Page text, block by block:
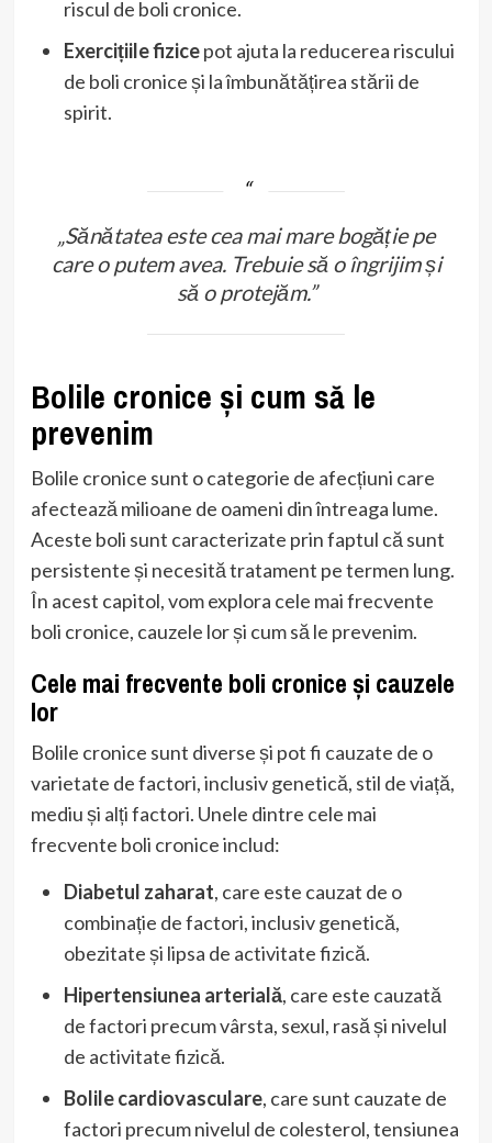
riscul de boli cronice.
Exercițiile fizicepot ajuta la reducerea riscului
de boli cronice și la îmbunătățirea stării de
spirit.
„Sănătatea este cea mai mare bogăție pe
care o putem avea. Trebuie să o îngrijim și
să o protejăm.”
Bolile cronice și cum să le
prevenim
Bolile cronice sunt o categorie de afecțiuni care
afectează milioane de oameni din întreaga lume.
Aceste boli sunt caracterizate prin faptul că sunt
persistente și necesită tratament pe termen lung.
În acest capitol, vom explora cele mai frecvente
boli cronice, cauzele lor și cum să le prevenim.
Cele mai frecvente boli cronice și cauzele
lor
Bolile cronice sunt diverse și pot fi cauzate de o
varietate de factori, inclusiv genetică, stil de viață,
mediu și alți factori. Unele dintre cele mai
frecvente boli cronice includ:
Diabetul zaharat, care este cauzat de o
combinație de factori, inclusiv genetică,
obezitate și lipsa de activitate fizică.
Hipertensiunea arterială, care este cauzată
de factori precum vârsta, sexul, rasă și nivelul
de activitate fizică.
Bolile cardiovasculare, care sunt cauzate de
factori precum nivelul de colesterol, tensiunea